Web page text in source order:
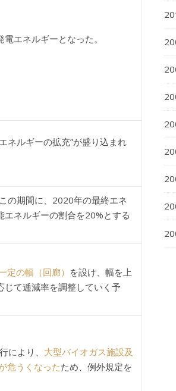
エネルギーとなった。
ネルギーの拡充”が盛り込まれ
の期間に、2020年の最終エネ
エネルギーの割合を20%とする
定の幅（回廊） を設け、幅を上
じて逓減率を調整していく予
により、 大型バイオガス施設及
危うくなったため、例外規定を